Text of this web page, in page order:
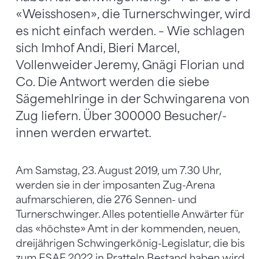
«Weisshosen», die Turnerschwinger, wird
es nicht einfach werden. – Wie schlagen
sich Imhof Andi, Bieri Marcel,
Vollenweider Jeremy, Gnägi Florian und
Co. Die Antwort werden die siebe
Sägemehlringe in der Schwingarena von
Zug liefern. Über 300000 Besucher/-
innen werden erwartet.
Am Samstag, 23. August 2019, um 7.30 Uhr,
werden sie in der imposanten Zug-Arena
aufmarschieren, die 276 Sennen- und
Turnerschwinger. Alles potentielle Anwärter für
das «höchste» Amt in der kommenden, neuen,
dreijährigen Schwingerkönig-Legislatur, die bis